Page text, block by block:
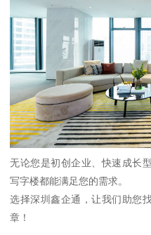
无论您是初创企业、快速成长
写字楼都能满足您的需求。
选择深圳鑫企通，让我们助您
章！